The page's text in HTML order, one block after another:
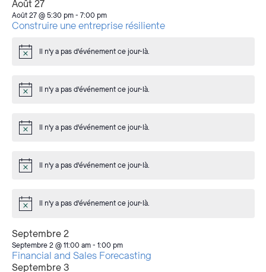
Août 27
Août 27 @ 5:30 pm- 7:00 pm
Construire une entreprise résiliente
Avis Il n'y a pas d'événement ce jour-là.
Avis Il n'y a pas d'événement ce jour-là.
Avis Il n'y a pas d'événement ce jour-là.
Avis Il n'y a pas d'événement ce jour-là.
Avis Il n'y a pas d'événement ce jour-là.
Septembre 2
Septembre 2 @ 11:00 am- 1:00 pm
Financial and Sales Forecasting
Septembre 3